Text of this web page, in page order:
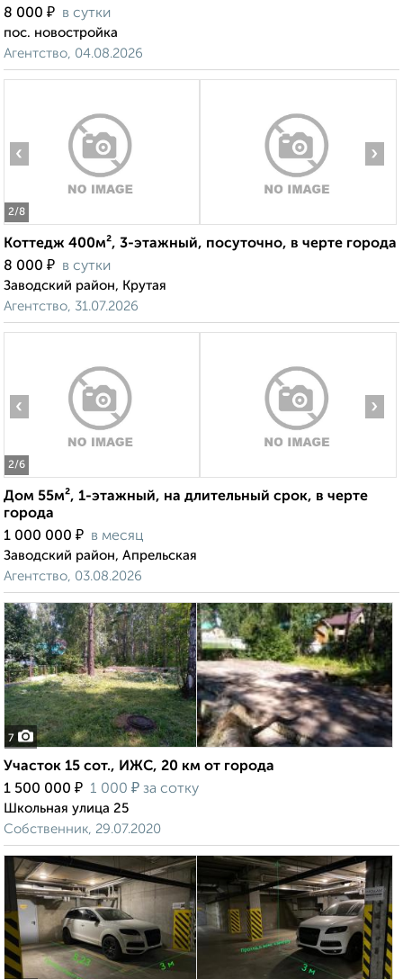
8 000 ₽ в сутки
пос. новостройка
Агентство, 04.08.2026
2/8
‹ ›
Коттедж 400м², 3-этажный, посуточно, в черте города
8 000 ₽ в сутки
Заводский район, Крутая
Агентство, 31.07.2026
2/6
‹ ›
Дом 55м², 1-этажный, на длительный срок, в черте
города
1 000 000 ₽ в месяц
Заводский район, Апрельская
Агентство, 03.08.2026
7
Участок 15 сот., ИЖС, 20 км от города
1 500 000 ₽ 1 000 ₽ за сотку
Школьная улица 25
Собственник, 29.07.2020